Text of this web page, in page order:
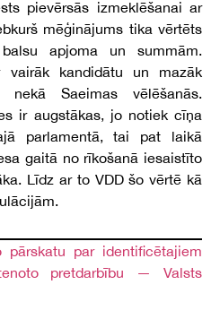
pievērsās izmeklēšanai ar
mēģinājums tika vērtēts
apjoma un summām.
vairāk kandidātu un mazāk
nekā Saeimas vēlēšanās.
ir augstākas, jo notiek cīņa
parlamentā, tai pat laikā
gaitā no rīkošanā iesaistīto
Līdz ar to VDD šo vērtē kā
pārskatu par identificētajiem
pretdarbību — Valsts